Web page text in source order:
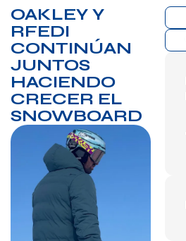
OAKLEY Y
RFEDI
CONTINÚAN
JUNTOS
HACIENDO
CRECER EL
SNOWBOARD